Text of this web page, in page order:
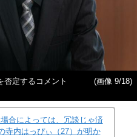
否定するコメント
(画像 9/18)
合によっては、冗談じゃ済
寺内はっぴぃ（27）が明か